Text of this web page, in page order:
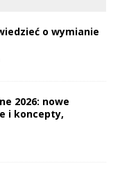
o wymianie
2026: nowe
i koncepty,